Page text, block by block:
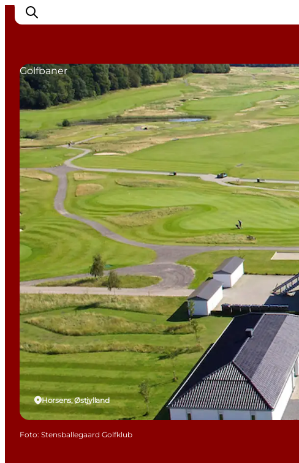
Det sker
Byer
Oplevelser
Overnatning
Køb billet
Horsens, Østjylland
Golfbaner
Foto: Stensballegaard Golfklub